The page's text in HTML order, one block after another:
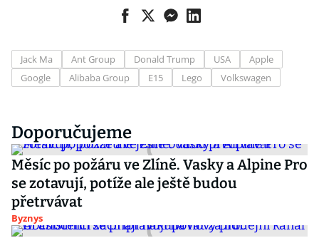
Jack Ma Ant Group Donald Trump USA
Apple
Google
Alibaba Group E15 Lego Volkswagen
Doporučujeme
Měsíc po požáru ve Zlíně. Vasky a Alpine Pro
se zotavují, potíže ale ještě budou
přetrvávat
Byznys